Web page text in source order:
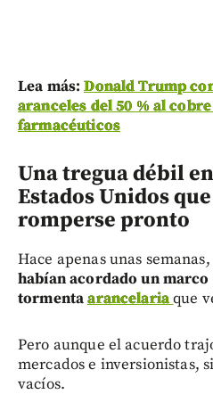
Lea más:Donald Trump
aranceles del 50 % al
farmacéuticos
Una tregua débil
Estados Unidos
romperse pronto
Hace apenas unas semanas,
habían acordado un
tormentaarancelariaque
Pero aunque el acuerdo
mercados e inversionistas,
vacíos.